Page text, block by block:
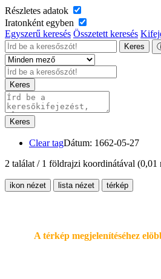
Részletes adatok
Iratonként egyben
Egyszerű keresés Összetett keresés
Keres
Keres
Keres
Clear tagDátum: 1662-05-27
2 találat / 1 földrajzi koordinátával (0,01
ikon nézet lista nézet térkép
A térkép megjelenítéséhez